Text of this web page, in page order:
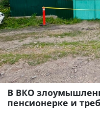
В ВКО
пенсионерке и